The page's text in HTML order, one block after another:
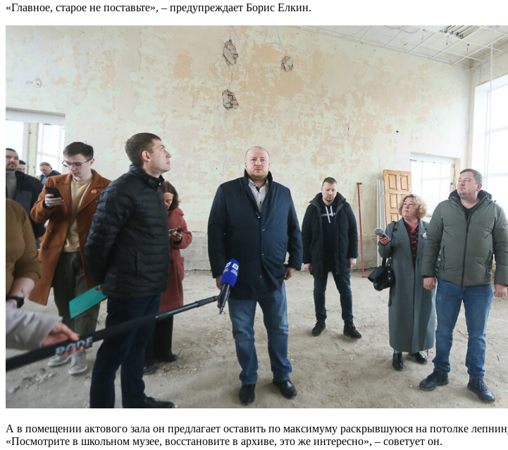
«Главное, старое не поставьте», – предупреждает Борис Елкин.
А в помещении актового зала он предлагает оставить по максимуму раскрывшуюся на потолке
«Посмотрите в школьном музее, восстановите в архиве, это же интересно», – советует он.